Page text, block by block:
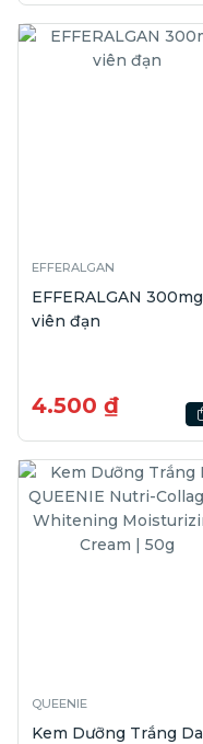
EFFERALGAN
EFFERALGAN 300mg
viên đạn
4.500 ₫
QUEENIE
Kem Dưỡng Trắng Da